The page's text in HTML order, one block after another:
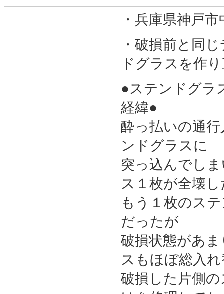
・兵庫県神戸
・破損前と同
ドグラスを作
●ステンドグラ
経緯●
酔っ払いの通
ンドグラスに
突っ込んでし
ス１枚が全壊
もう１枚のス
だったが
破損状態があ
スもほぼ総入
破損した片側